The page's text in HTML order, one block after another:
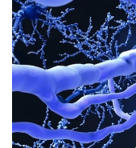
これらの知見は、
があります 。有害
と特定されたこと
的を得ることが
所の助教であるア